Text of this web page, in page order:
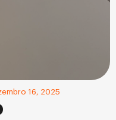
16, 2025